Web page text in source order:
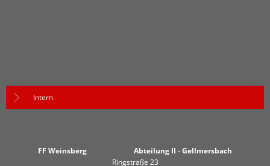
Intern
FF Weinsberg Abteilung II - Gellmersbach
Ringstraße 23